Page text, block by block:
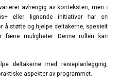
avhengig av konteksten, men i
eller lignende initiativer har en
å støtte og hjelpe deltakerne, spesielt
færre muligheter. Denne rollen kan
deltakerne med reiseplanlegging,
aspekter av programmet.